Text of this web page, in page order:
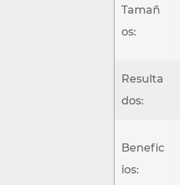
Tamañ
os:
Resulta
dos:
Benefic
ios: